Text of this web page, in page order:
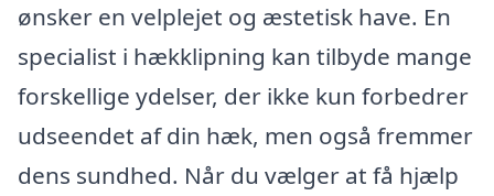
ønsker en velplejet og æstetisk have. En
specialist i hækklipning kan tilbyde mange
forskellige ydelser, der ikke kun forbedrer
udseendet af din hæk, men også fremmer
dens sundhed. Når du vælger at få hjælp